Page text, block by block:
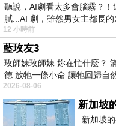
在可以張
眼，侘寂
來的緋裳
前，她還
聽說，AI劇看太多會腦霧？
膩...AI 劇，雖然男女主都長
12 小時前
藍玫友3
玫師妹玫師妹 妳在忙什麼？
德 放牠一條小命 讓牠回歸自
2026-08-06
新加坡
新加坡